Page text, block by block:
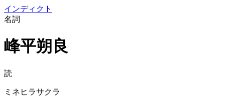
インディクト
名詞
峰平朔良
読
ミネヒラサクラ